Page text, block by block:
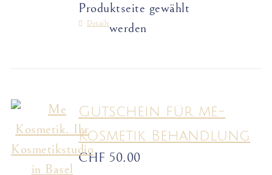
Produktseite gewählt
werden
Details
Gutschein für me-
Kosmetik Behandlung
CHF 50.00